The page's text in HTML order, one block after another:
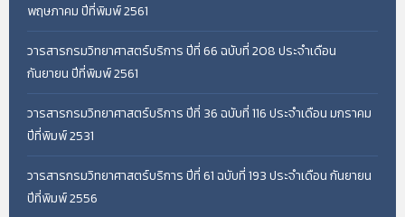
พฤษภาคม ปีที่พิมพ์ 2561
วารสารกรมวิทยาศาสตร์บริการ ปีที่ 66 ฉบับที่ 208 ประจำเดือน
กันยายน ปีที่พิมพ์ 2561
วารสารกรมวิทยาศาสตร์บริการ ปีที่ 36 ฉบับที่ 116 ประจำเดือน มกราคม
ปีที่พิมพ์ 2531
วารสารกรมวิทยาศาสตร์บริการ ปีที่ 61 ฉบับที่ 193 ประจำเดือน กันยายน
ปีที่พิมพ์ 2556